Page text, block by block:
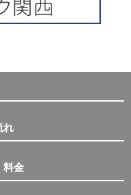
れ
料金